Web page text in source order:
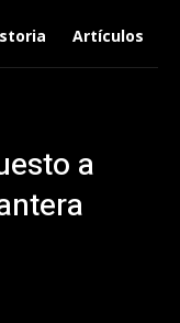
Artículos
a